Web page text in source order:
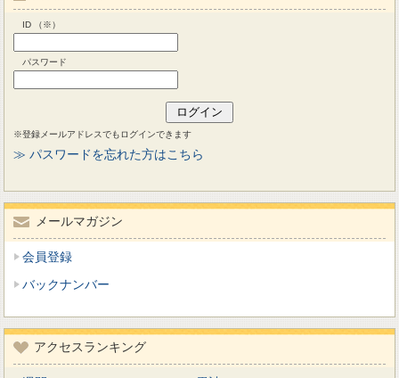
ID （※）
パスワード
※登録メールアドレスでもログインできます
≫ パスワードを忘れた方はこちら
メールマガジン
会員登録
バックナンバー
アクセスランキング